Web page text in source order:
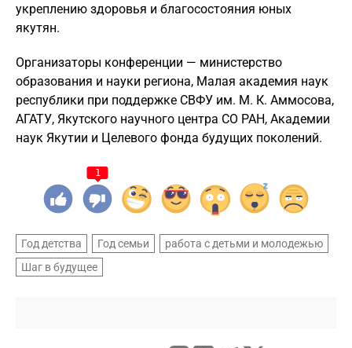
укреплению здоровья и благосостояния юных
якутян.
Организаторы конференции — министерство
образования и науки региона, Малая академия наук
республики при поддержке СВФУ им. М. К. Аммосова,
АГАТУ, Якутского научного центра СО РАН, Академии
наук Якутии и Целевого фонда будущих поколений.
1
Год детства Год семьи
работа с детьми и молодежью
Шаг в будущее